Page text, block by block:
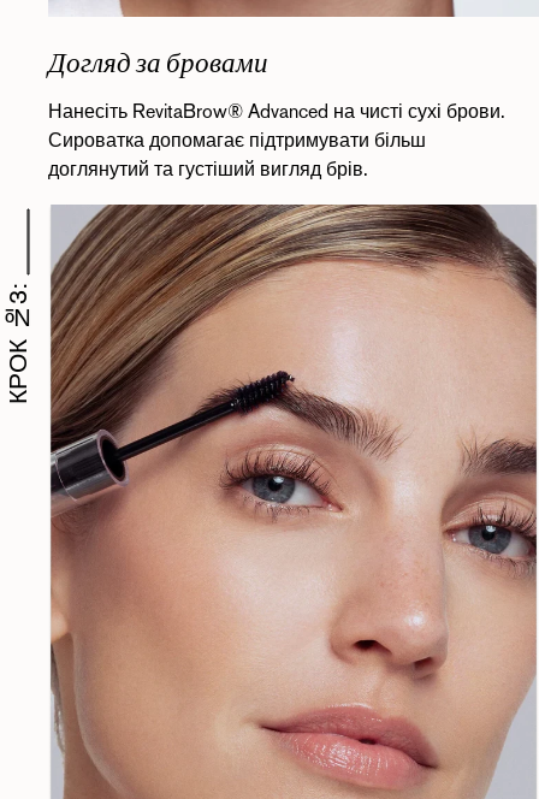
Догляд за бровами
Нанесіть RevitaBrow® Advanced на чисті сухі брови.
Сироватка допомагає підтримувати більш
доглянутий та густіший вигляд брів.
КРОК №3: